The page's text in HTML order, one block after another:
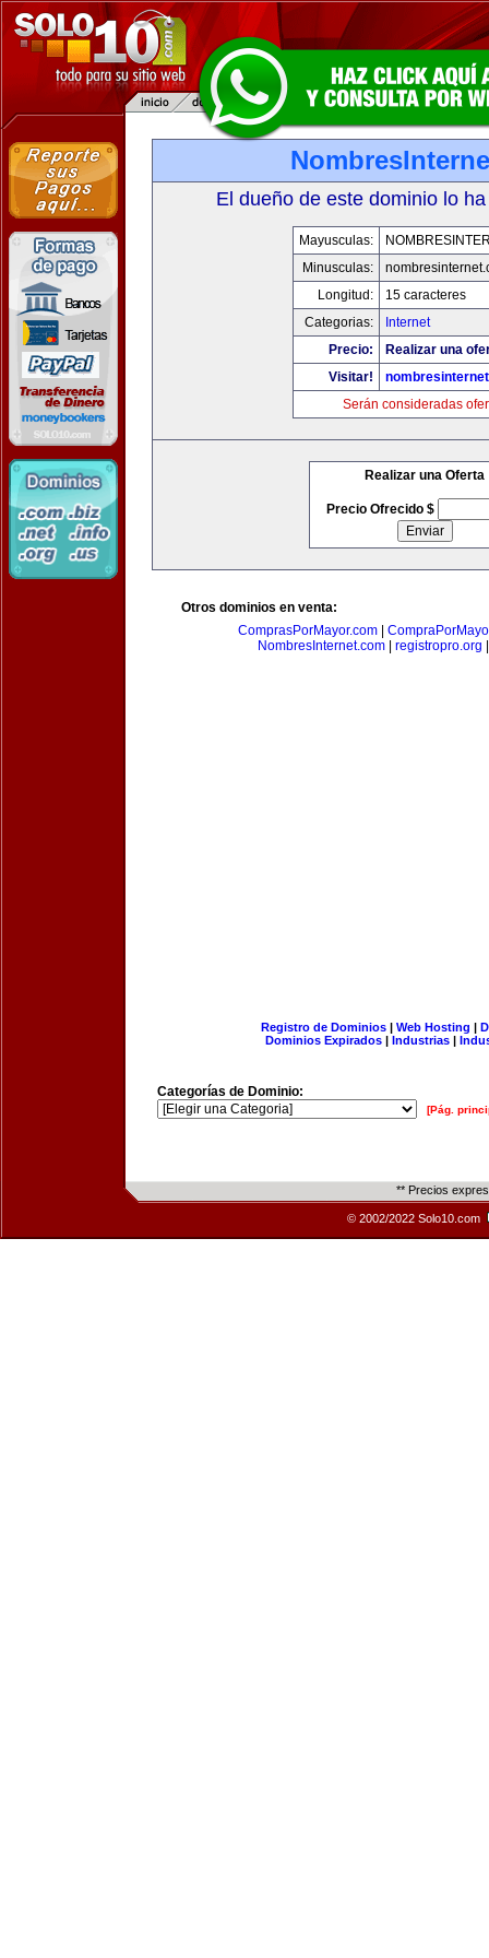
El dueño de este dominio lo
Mayusculas:
Minusculas:
Longitud:
15 caracteres
Categorias:
Internet
Precio:
Realizar una
Visitar!
Serán consideradas
Realizar una Oferta
Precio Ofrecido $
Otros dominios en venta:
ComprasPorMayor.com
NombresInternet.com
registropro.org
Registro de Dominios| Web Hosting |
Dominios Expirados | Industrias |
Categorías de Dominio:
[Pág.
** Precios
© 2002/2022 Solo10.com